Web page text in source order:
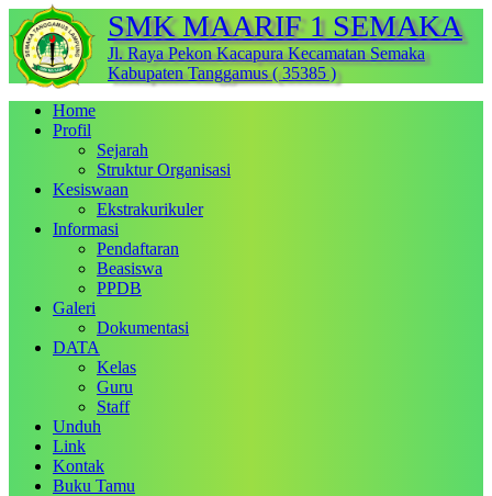
SMK MAARIF 1 SEMAKA
Jl. Raya Pekon Kacapura Kecamatan Semaka
Kabupaten Tanggamus ( 35385 )
Home
Profil
Sejarah
Struktur Organisasi
Kesiswaan
Ekstrakurikuler
Informasi
Pendaftaran
Beasiswa
PPDB
Galeri
Dokumentasi
DATA
Kelas
Guru
Staff
Unduh
Link
Kontak
Buku Tamu